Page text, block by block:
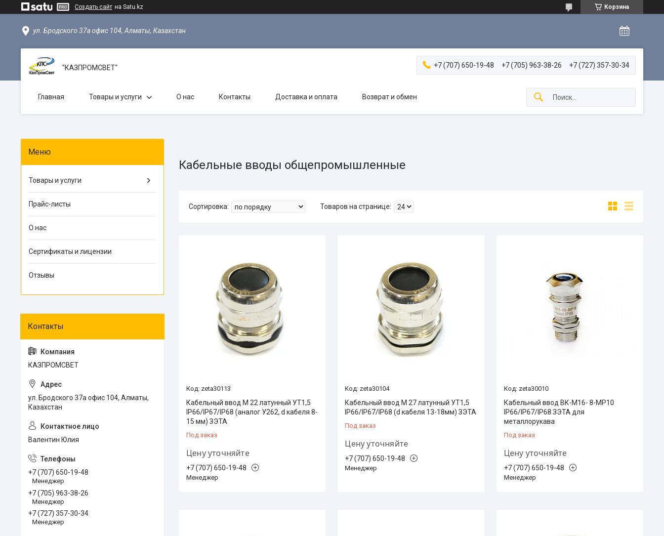
Создать сайт на Satu.kz Корзина
ул. Бродского 37а офис 104, Алматы, Казахстан
"КАЗПРОМСВЕТ" +7 (707) 650-19-48 +7 (705) 963-38-26 +7 (727) 357-30-34
Главная Товары и услуги О нас Контакты Доставка и оплата Возврат и обмен
Кабельные вводы общепромышленные
zeta30113
Кабельный ввод М 22 латунный УТ1,5
IP66/IP67/IP68 (аналог У262, d кабеля 8-
15 мм) ЗЭТА
Под заказ
Цену уточняйте
+7 (707) 650-19-48
Менеджер
zeta30104
Кабельный ввод М 27 латунный УТ1,5
IP66/IP67/IP68 (d кабеля 13-18мм) ЗЭТА
Под заказ
Цену уточняйте
+7 (707) 650-19-48
Менеджер
zeta30010
Кабельный ввод ВК-М16- 8-МР10
IP66/IP67/IP68 ЗЭТА для
металлорукава
Под заказ
Цену уточняйте
+7 (707) 650-19-48
Менеджер
Товары и услуги
Прайс-листы
О нас
Сертификаты и лицензии
Отзывы
КАЗПРОМСВЕТ
ул. Бродского 37а офис 104, Алматы,
Казахстан
Валентин Юлия
+7 (707) 650-19-48
Менеджер
+7 (705) 963-38-26
Менеджер
+7 (727) 357-30-34
Менеджер